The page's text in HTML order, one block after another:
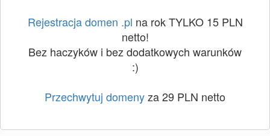
Rejestracja domen .pl na rok TYLKO 15 PLN
netto!
Bez haczyków i bez dodatkowych warunków
:)
Przechwytuj domenyza 29 PLN netto